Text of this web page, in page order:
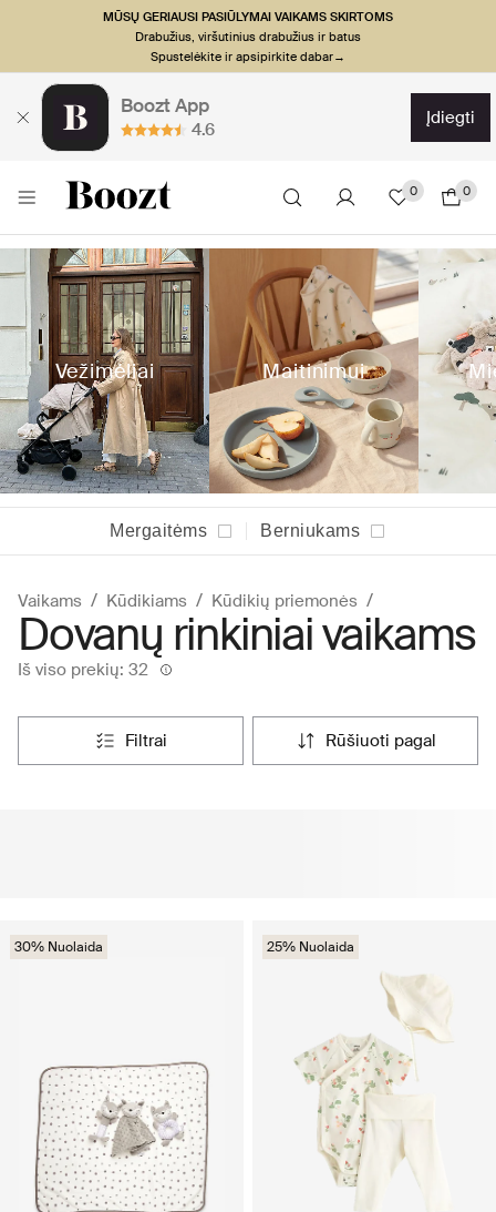
MŪSŲ GERIAUSI PASIŪLYMAI VAIKAMS SKIRTOMS
Drabužius, viršutinius drabužius ir batus
Spustelėkite ir apsipirkite dabar→
Boozt App
4.6
įdiegti
0 0
Vežimėliai Maitinimui
Mergaitėms Berniukams
Vaikams Kūdikiams Kūdikių priemonės
Dovanų rinkiniai vaikams
Iš viso prekių: 32
filtrai rūšiuoti pagal
30% Nuolaida 25% Nuolaida